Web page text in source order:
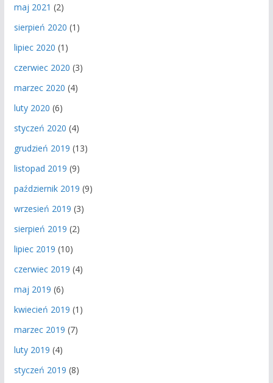
maj 2021 (2)
sierpień 2020 (1)
lipiec 2020 (1)
czerwiec 2020 (3)
marzec 2020 (4)
luty 2020 (6)
styczeń 2020 (4)
grudzień 2019 (13)
listopad 2019 (9)
październik 2019 (9)
wrzesień 2019 (3)
sierpień 2019 (2)
lipiec 2019 (10)
czerwiec 2019 (4)
maj 2019 (6)
kwiecień 2019 (1)
marzec 2019 (7)
luty 2019 (4)
styczeń 2019 (8)